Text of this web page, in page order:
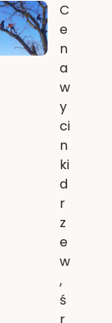
C
e
n
a
w
y
ci
n
ki
d
r
z
e
w
,
ś